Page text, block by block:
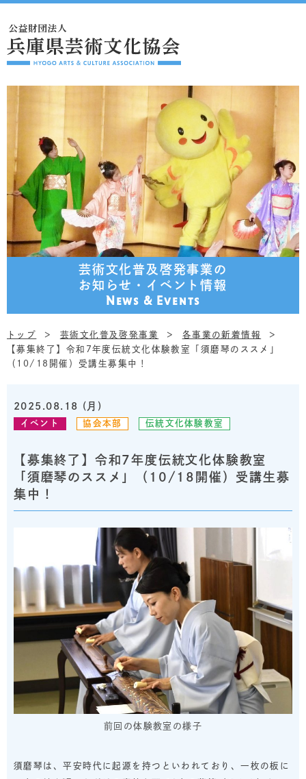
芸術文化普及啓発事業の
お知らせ・イベント情報
News & Events
トップ 芸術文化普及啓発事業
各事業の新着情報
【募集終了】令和7年度伝統文化体験教室「須磨琴のススメ」
（10/18開催）受講生募集中！
2025.08.18 (月)
イベント 協会本部 伝統文化体験教室
【募集終了】令和7年度伝統文化体験教室
「須磨琴のススメ」（10/18開催）受講生募
集中！
前回の体験教室の様子
須磨琴は、平安時代に起源を持つといわれており、一枚の板に